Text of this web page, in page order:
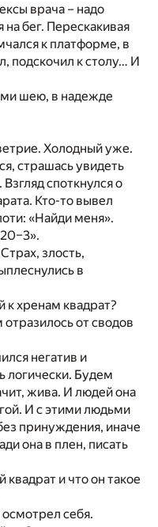
врача – надо
на бег. Перескакивая
к платформе, в
подскочил к столу… И
шею, в надежде
Холодный уже.
страшась увидеть
споткнулся о
Кто-то вывел
«Найди меня».
злость,
в
к хренам квадрат?
от сводов
негатив и
логически. Будем
жива. И людей она
И с этими людьми
принуждения, иначе
она в плен, писать
квадрат и что он такое
себя.